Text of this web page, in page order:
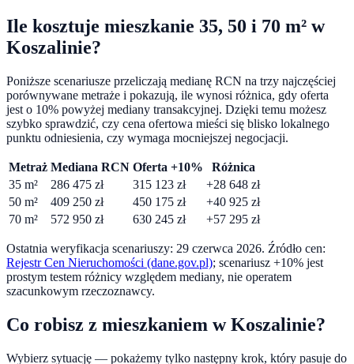
Ile kosztuje mieszkanie 35, 50 i 70 m² w
Koszalinie?
Poniższe scenariusze przeliczają medianę RCN na trzy najczęściej
porównywane metraże i pokazują, ile wynosi różnica, gdy oferta
jest o 10% powyżej mediany transakcyjnej. Dzięki temu możesz
szybko sprawdzić, czy cena ofertowa mieści się blisko lokalnego
punktu odniesienia, czy wymaga mocniejszej negocjacji.
Metraż Mediana RCN Oferta +10%
Różnica
35 m² 286 475 zł 315 123 zł +28 648 zł
50 m² 409 250 zł 450 175 zł +40 925 zł
70 m² 572 950 zł 630 245 zł +57 295 zł
Ostatnia weryfikacja scenariuszy: 29 czerwca 2026. Źródło cen:
Rejestr Cen Nieruchomości (dane.gov.pl); scenariusz +10% jest
prostym testem różnicy względem mediany, nie operatem
szacunkowym rzeczoznawcy.
Co robisz z mieszkaniem wKoszalinie?
Wybierz sytuację — pokażemy tylko następny krok, który pasuje do